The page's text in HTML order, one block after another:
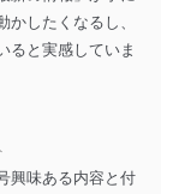
ネジメントシ
以下までご連
問い合わせ
したくなるし、
ると実感していま
興味ある内容と付